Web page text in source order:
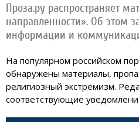
Проза.ру распространяет
направленности». Об этом
информации и
На популярном российском
обнаружены материалы,
религиозный экстремизм.
соответствующие